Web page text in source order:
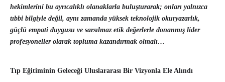
hekimlerini bu ayrıcalıklı olanaklarla buluşturarak; onları yalnızca
tıbbi bilgiyle değil, aynı zamanda yüksek teknolojik okuryazarlık,
güçlü empati duygusu ve sarsılmaz etik değerlerle donanmış lider
profesyoneller olarak topluma kazandırmak olmalı…
Tıp Eğitiminin Geleceği Uluslararası Bir Vizyonla Ele Alındı